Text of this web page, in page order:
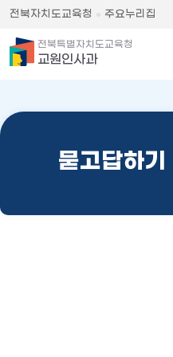
전북자치도교육청 주요누리집
전북특별자치도교육청
교원인사과
묻고답하기